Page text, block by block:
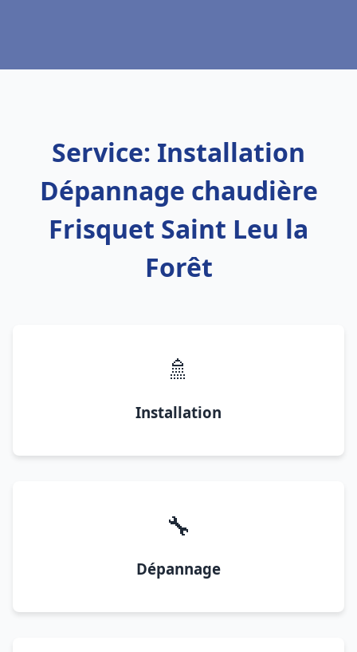
Service: Installation
Dépannage chaudière
Frisquet Saint Leu la
Forêt
🚿
Installation
🔧
Dépannage